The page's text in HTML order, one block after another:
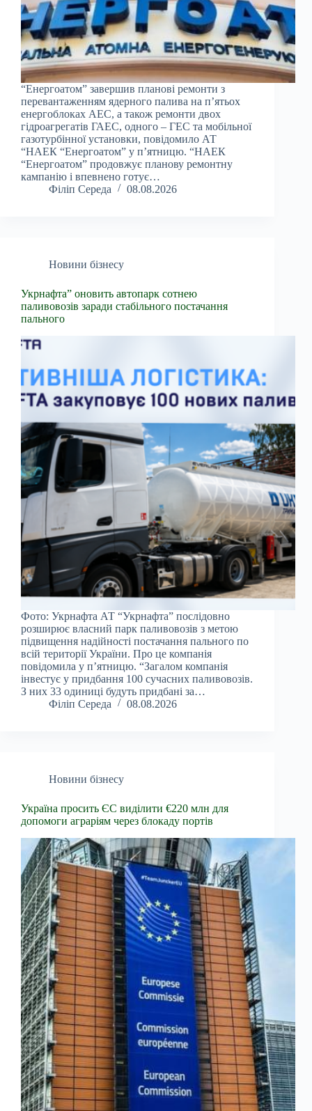
“Енергоатом” завершив планові ремонти з
перевантаженням ядерного палива на п’ятьох
енергоблоках АЕС, а також ремонти двох
гідроагрегатів ГАЕС, одного – ГЕС та мобільної
газотурбінної установки, повідомило АТ
“НАЕК “Енергоатом” у п’ятницю. “НАЕК
“Енергоатом” продовжує планову ремонтну
кампанію і впевнено готує…
Філіп Середа
08.08.2026
Новини бізнесу
Укрнафта” оновить автопарк сотнею
паливовозів заради стабільного постачання
пального
Фото: Укрнафта АТ “Укрнафта” послідовно
розширює власний парк паливовозів з метою
підвищення надійності постачання пального по
всій території України. Про це компанія
повідомила у п’ятницю. “Загалом компанія
інвестує у придбання 100 сучасних паливовозів.
З них 33 одиниці будуть придбані за…
Філіп Середа
08.08.2026
Новини бізнесу
Україна просить ЄС виділити €220 млн для
допомоги аграріям через блокаду портів